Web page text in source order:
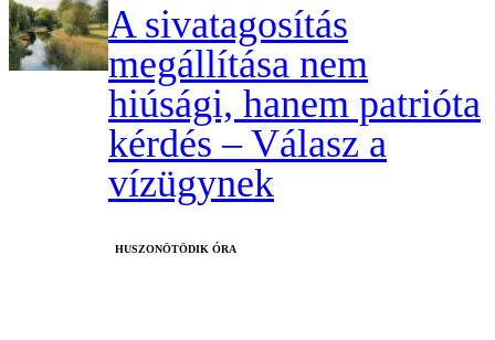
A sivatagosítás
megállítása nem
hiúsági, hanem patrióta
kérdés – Válasz a
vízügynek
HUSZONÖTÖDIK ÓRA